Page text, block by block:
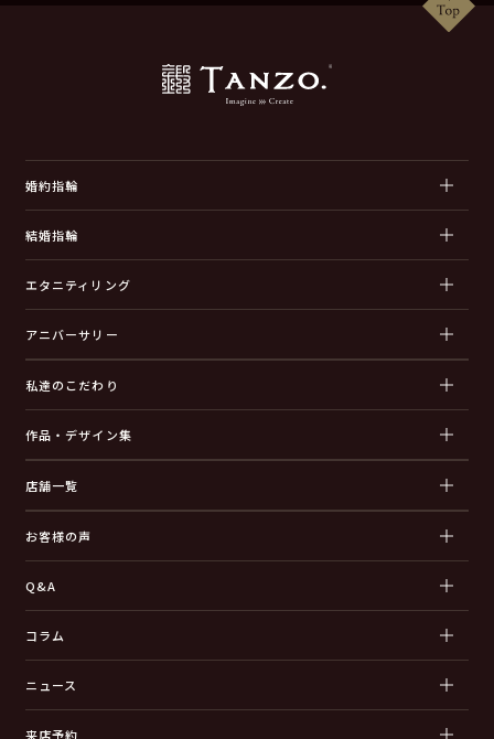
婚約指輪
結婚指輪
エタニティリング
アニバーサリー
私達のこだわり
作品・デザイン集
店舗一覧
お客様の声
Q&A
コラム
ニュース
来店予約